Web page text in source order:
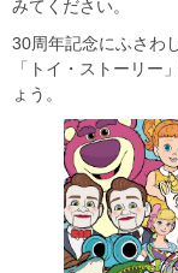
みてください。
30周年記念にふさわ
「トイ・ストーリー
ょう。